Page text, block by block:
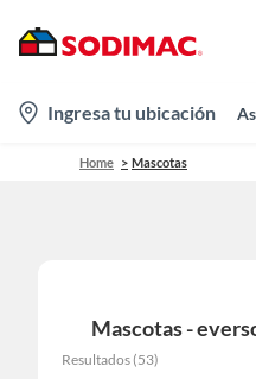
location-
icon
Ingresa tu ubicación
Home Mascotas
Mascotas -
Resultados (53)